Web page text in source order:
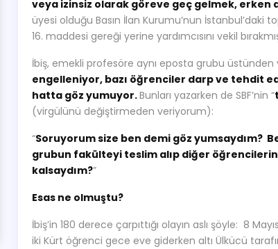
veya izinsiz olarak göreve geç gelmek,
üyesi olduğu Basın İlan Kurumu’nun İstanbul’daki
16. maddesi gereği yerine yardımcısını vekil
İbiş, emekli profesöre aynı eposta grubu
engelleniyor, bazı öğrenciler darp ve tehdit
hatta göz yumuyor.Bunları yazarken de SBF’nin “
(virgülünü değiştirmeden veriyorum):
“Soruyorum size ben demi göz yumsaydım?
grubun fakülteyi teslim alıp diğer
kalsaydım?”
Esas ne olmuştu?
İbiş’in 180 derece çarpıttığı olayın aslı şöyle: 8
iki Kürt öğrenci gece eve giderken altı Ülkücü